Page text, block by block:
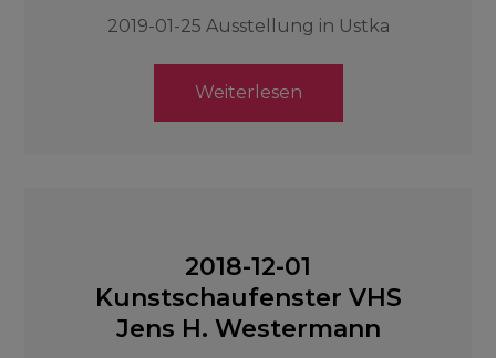
2019-01-25 Ausstellung in Ustka
Weiterlesen
2018-12-01
Kunstschaufenster VHS
Jens H. Westermann